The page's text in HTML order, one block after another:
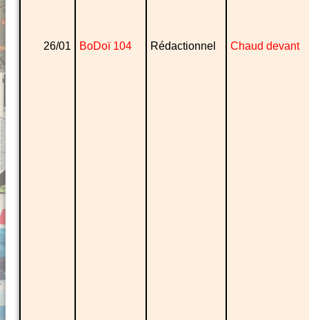
26/01 BoDoï 104 Rédactionnel Chaud devant